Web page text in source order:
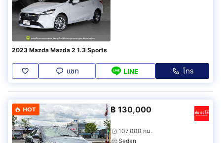
2023 Mazda Mazda 2 1.3 Sports
แชท LINE โทร
HOT ฿ 130,000
107,000 กม.
Sedan